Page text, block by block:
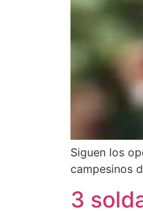
Siguen los
campesinos
3